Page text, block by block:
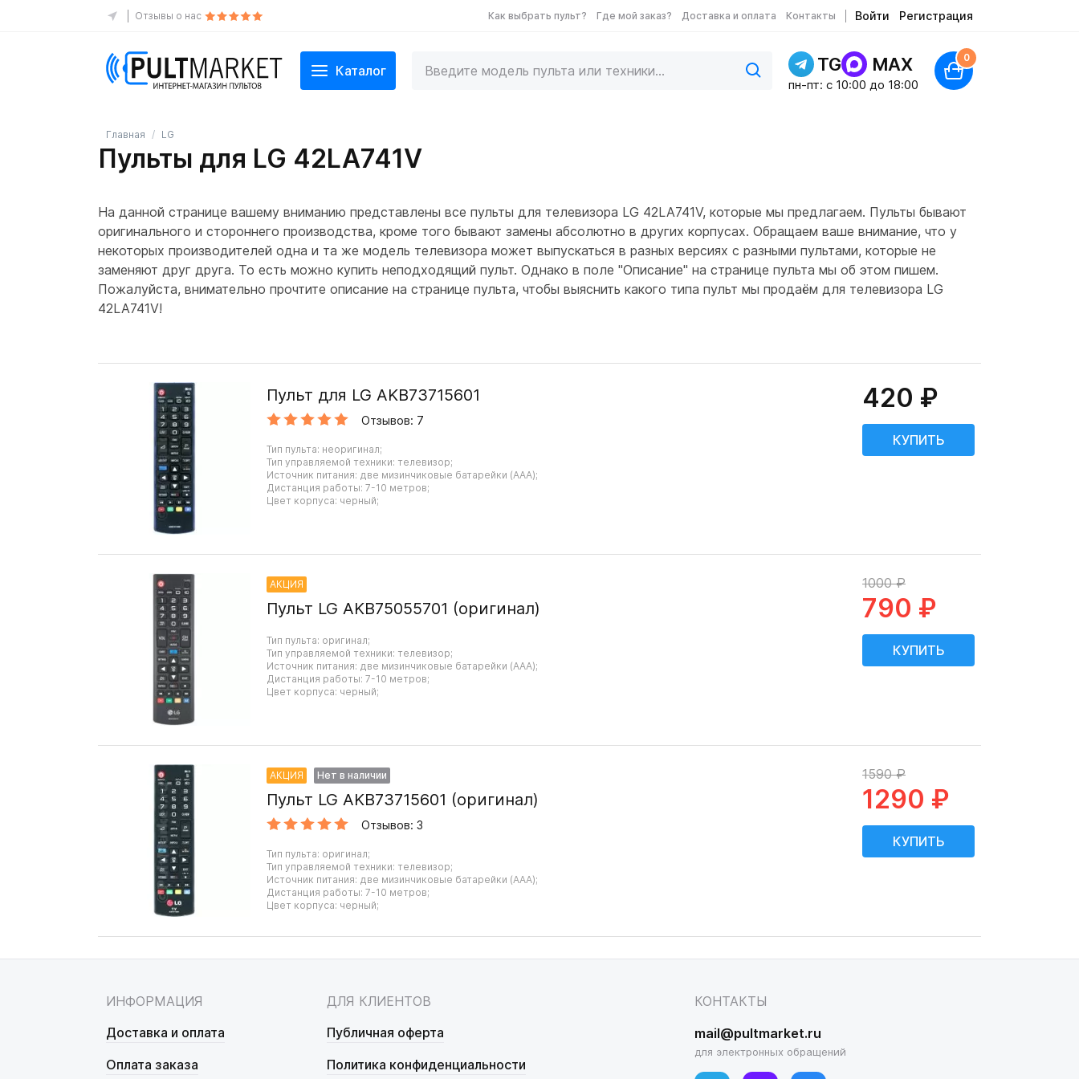
Отзывы о нас Как выбрать пульт? Где мой заказ? Доставка и оплата Контакты Войти Регистрация
Каталог TG MAX
пн-пт: c 10:00 до 18:00
0
Главная LG
Пульты для LG 42LA741V
На данной странице вашему вниманию представлены все пульты для телевизора LG 42LA741V, которые мы предлагаем. Пульты бывают
оригинального и стороннего производства, кроме того бывают замены абсолютно в других корпусах. Обращаем ваше внимание, что у
некоторых производителей одна и та же модель телевизора может выпускаться в разных версиях с разными пультами, которые не
заменяют друг друга. То есть можно купить неподходящий пульт. Однако в поле "Описание" на странице пульта мы об этом пишем.
Пожалуйста, внимательно прочтите описание на странице пульта, чтобы выяснить какого типа пульт мы продаём для телевизора LG
42LA741V!
Пульт для LG AKB73715601
Отзывов: 7
Тип пульта: неоригинал;
Тип управляемой техники: телевизор;
Источник питания: две мизинчиковые батарейки (AAA);
Дистанция работы: 7-10 метров;
Цвет корпуса: черный;
420 ₽
АКЦИЯ
Пульт LG AKB75055701 (оригинал)
Тип пульта: оригинал;
Тип управляемой техники: телевизор;
Источник питания: две мизинчиковые батарейки (AAA);
Дистанция работы: 7-10 метров;
Цвет корпуса: черный;
1000 ₽
790 ₽
АКЦИЯ Нет в наличии
Пульт LG AKB73715601 (оригинал)
Отзывов: 3
Тип пульта: оригинал;
Тип управляемой техники: телевизор;
Источник питания: две мизинчиковые батарейки (AAA);
Дистанция работы: 7-10 метров;
Цвет корпуса: черный;
1590 ₽
1290 ₽
ИНФОРМАЦИЯ
Доставка и оплата
Оплата заказа
ДЛЯ КЛИЕНТОВ
Публичная оферта
Политика конфиденциальности
КОНТАКТЫ
mail@pultmarket.ru
для электронных обращений